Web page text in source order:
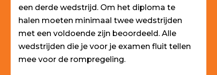
een derde wedstrijd. Om het diploma te
halen moeten minimaal twee wedstrijden
met een voldoende zijn beoordeeld. Alle
wedstrijden die je voor je examen fluit tellen
mee voor de rompregeling.